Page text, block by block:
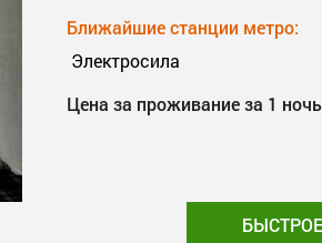
Ближайшие станции метро:
Электросила
Цена за проживание за 1